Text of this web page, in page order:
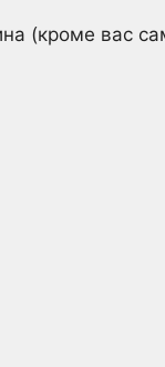
(кроме вас